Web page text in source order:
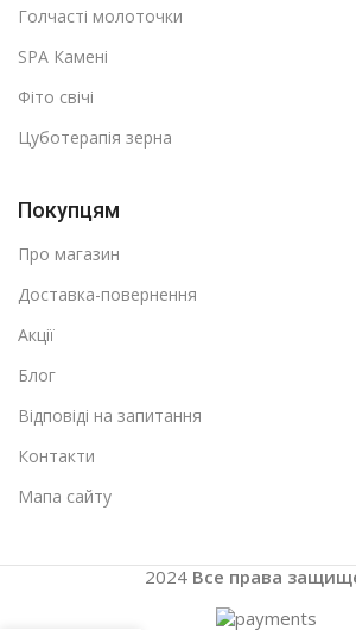
Голчасті молоточки
SPA Камені
Фіто свічі
Цуботерапія зерна
Покупцям
Про магазин
Доставка-повернення
Акції
Блог
Відповіді на запитання
Контакти
Мапа сайту
2024 Все права